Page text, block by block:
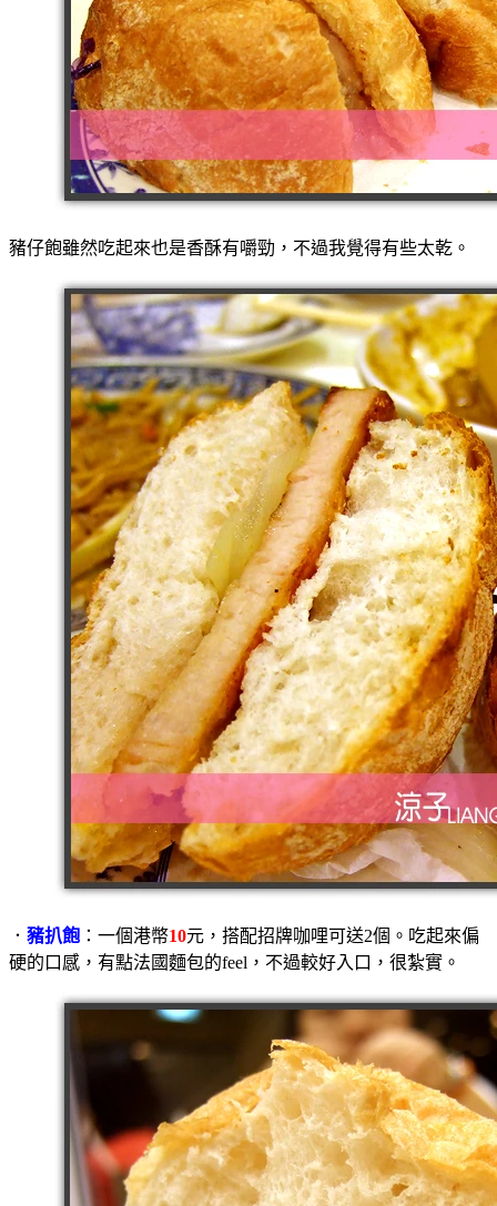
豬仔飽雖然吃起來也是香酥有嚼勁，不過我覺得有些太乾。
． 豬扒飽 ：一個港幣10元，搭配招牌咖哩可送2個。吃起來偏
硬的口感，有點法國麵包的feel，不過較好入口，很紮實。